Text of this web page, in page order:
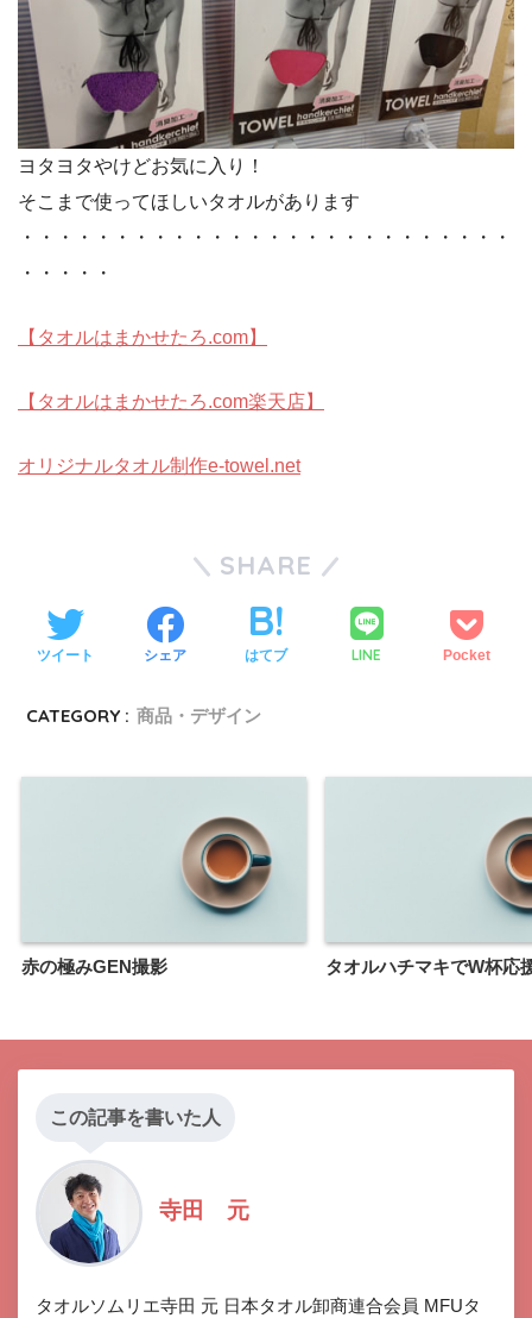
ヨタヨタやけどお気に入り！
そこまで使ってほしいタオルがあります
・・・・・・・・・・・・・・・・・・・・・・・・・・
・・・・・
【タオルはまかせたろ.com】
【タオルはまかせたろ.com楽天店】
オリジナルタオル制作e-towel.net
SHARE
ツイート シェア はてブ LINE Pocket
CATEGORY : 商品・デザイン
赤の極みGEN撮影 タオルハチマキでW杯応
この記事を書いた人
寺田 元
タオルソムリエ寺田 元 日本タオル卸商連合会員 MFUタ